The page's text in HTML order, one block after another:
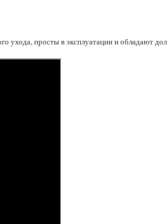
ухода, просты в эксплуатации и обладают